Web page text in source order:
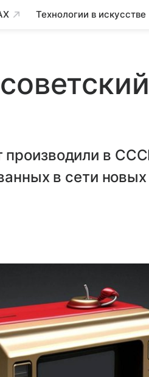
Технологии в искусстве
в
в сети новых